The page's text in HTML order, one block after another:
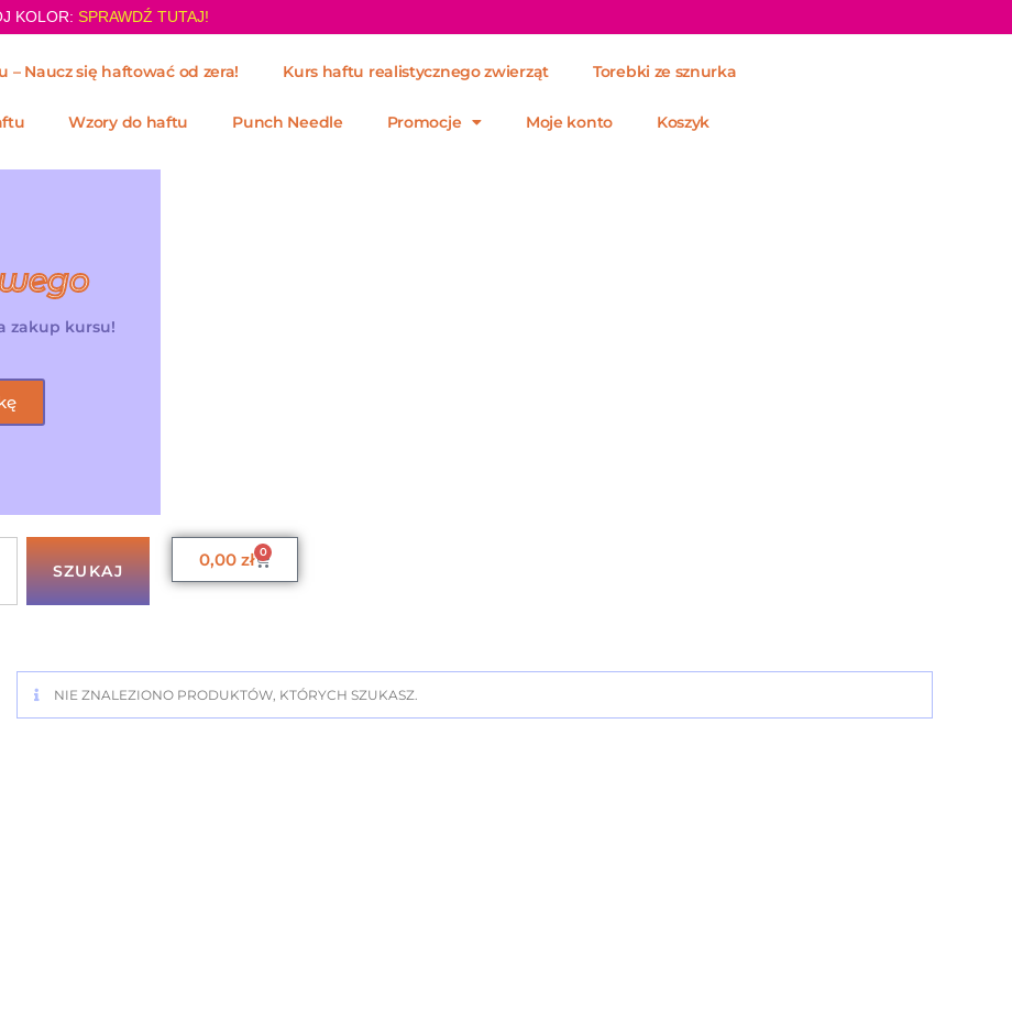
KOLOR: SPRAWDŹ TUTAJ!
– Naucz się haftować od zera! Kurs haftu realistycznego zwierząt Torebki ze sznurka
Wzory do haftu Punch Needle Promocje Moje konto Koszyk
zakup kursu!
SZUKAJ
0,00 zł 0
NIE ZNALEZIONO PRODUKTÓW, KTÓRYCH SZUKASZ.